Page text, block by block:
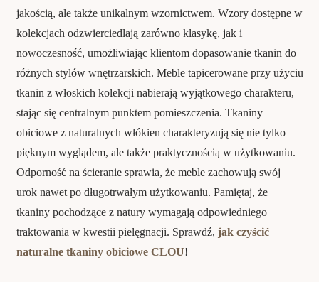
jakością, ale także unikalnym wzornictwem. Wzory dostępne w
kolekcjach odzwierciedlają zarówno klasykę, jak i
nowoczesność, umożliwiając klientom dopasowanie tkanin do
różnych stylów wnętrzarskich. Meble tapicerowane przy użyciu
tkanin z włoskich kolekcji nabierają wyjątkowego charakteru,
stając się centralnym punktem pomieszczenia. Tkaniny
obiciowe z naturalnych włókien charakteryzują się nie tylko
pięknym wyglądem, ale także praktycznością w użytkowaniu.
Odporność na ścieranie sprawia, że meble zachowują swój
urok nawet po długotrwałym użytkowaniu. Pamiętaj, że
tkaniny pochodzące z natury wymagają odpowiedniego
traktowania w kwestii pielęgnacji. Sprawdź, jak czyścić
naturalne tkaniny obiciowe CLOU!